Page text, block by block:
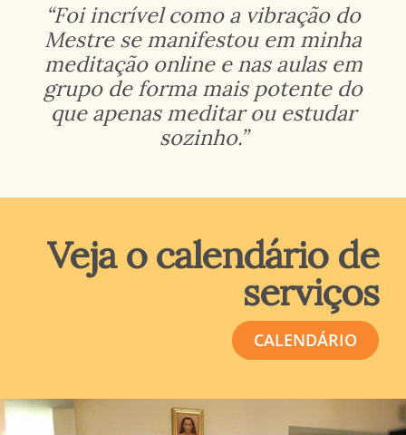
“Foi incrível como a vibração do
Mestre se manifestou em minha
meditação online e nas aulas em
grupo de forma mais potente do
que apenas meditar ou estudar
sozinho.”
Veja o calendário de
serviços
CALENDÁRIO